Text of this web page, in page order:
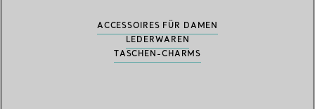
ACCESSOIRES FÜR DAMEN
LEDERWAREN
TASCHEN-CHARMS